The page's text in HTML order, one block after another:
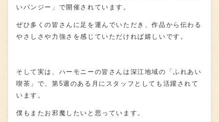
いパンジー」で開催されています。
ぜひ多くの皆さんに足を運んでいただき、作品から伝わる
やさしさや力強さを感じていただければ嬉しいです。
そして実は、ハーモニーの皆さんは深江地域の「ふれあい
喫茶」で、第5週のある月にスタッフとしても活躍されて
います。
僕もまたお邪魔したいと思っています。